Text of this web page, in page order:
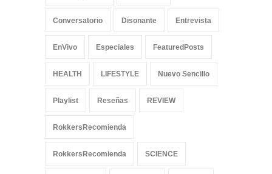
Conversatorio Disonante Entrevista
EnVivo Especiales FeaturedPosts
HEALTH LIFESTYLE Nuevo Sencillo
Playlist Reseñas REVIEW
RokkersRecomienda
RokkersRecomienda SCIENCE